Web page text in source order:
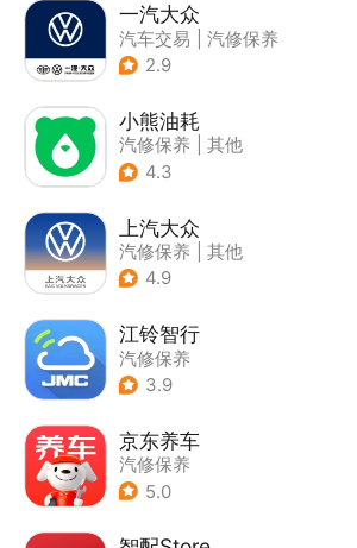
一汽大众
汽车交易
汽修保养
2.9
小熊油耗
汽修保养
其他
4.3
上汽大众
汽修保养
其他
4.9
江铃智行
汽修保养
3.9
京东养车
汽修保养
5.0